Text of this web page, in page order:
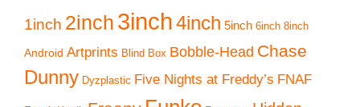
1inch 2inch 3inch4inch 5inch 6inch 8inch
Android Artprints Blind Box Bobble-Head Chase
Dunny Dyzplastic Five Nights at Freddy’s FNAF